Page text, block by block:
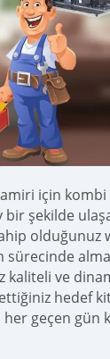
için
şekilde
olduğunuz
sürecinde
ve
hedef
geçen gün